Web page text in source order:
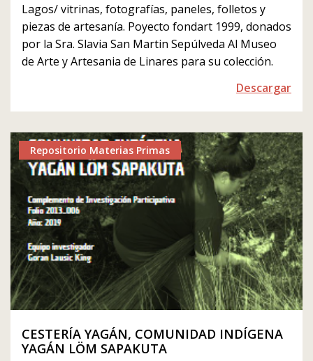
Lagos/ vitrinas, fotografías, paneles, folletos y
piezas de artesanía. Poyecto fondart 1999, donados
por la Sra. Slavia San Martin Sepúlveda Al Museo
de Arte y Artesania de Linares para su colección.
Descargar
Repositorio Materias Primas
CESTERÍA YAGÁN, COMUNIDAD INDÍGENA
YAGÁN LÖM SAPAKUTA